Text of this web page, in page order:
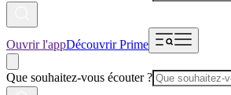
Ouvrir l'appDécouvrir Prime
Que souhaitez-vous écouter ?